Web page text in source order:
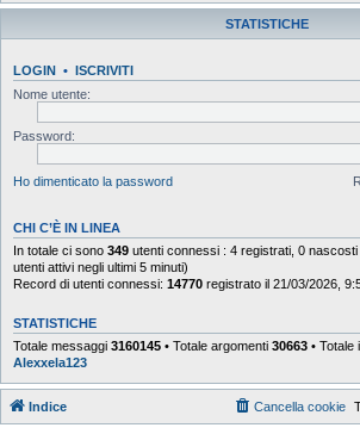
STATISTICHE
LOGIN • ISCRIVITI
Nome utente:
Password:
Ho dimenticato la password
CHI C’È IN LINEA
In totale ci sono 349 utenti connessi : 4 registrati, 0
utenti attivi negli ultimi 5 minuti)
Record di utenti connessi: 14770 registrato il 21/03/2026,
STATISTICHE
Totale messaggi 3160145 • Totale argomenti 30663 • Totale
Alexxela123
Indice Cancella cookie